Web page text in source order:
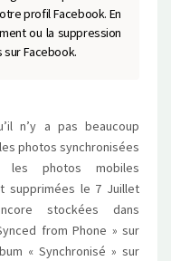
profil Facebook. En
ou la suppression
Facebook.
n’y a pas beaucoup
photos synchronisées
les photos mobiles
supprimées le 7 Juillet
stockées dans
from Phone » sur
« Synchronisé » sur